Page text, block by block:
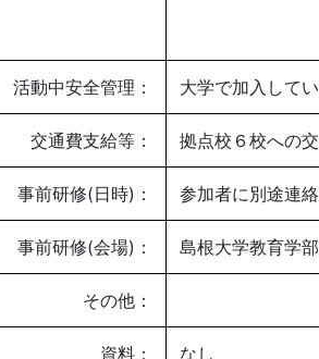
活動中安全管理： 大学で加入して
交通費支給等： 拠点校６校への
事前研修(日時)： 参加者に別途連
事前研修(会場)： 島根大学教育学
その他：
資料： なし